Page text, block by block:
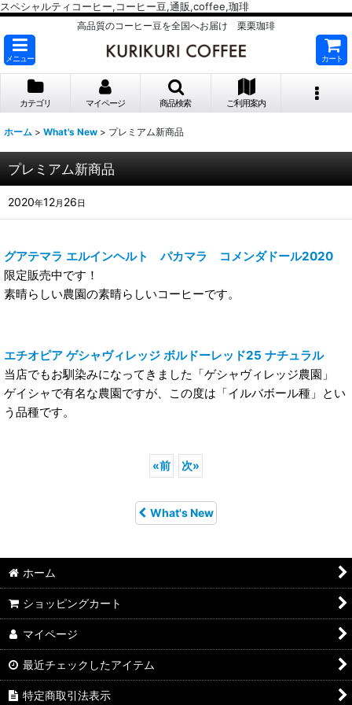
スペシャルティコーヒー,コーヒー豆,通販,coffee,珈琲
高品質のコーヒー豆を全国へお届け 栗栗珈琲
メニュー カート
カテゴリ マイページ 商品検索 ご利用案内
ホーム > What's New > プレミアム新商品
プレミアム新商品
2020年12月 26日
グアテマラ エルインヘルト パカマラ コメンダドール2020
限定販売中です！
素晴らしい農園の素晴らしいコーヒーです。
エチオピア ゲシャヴィレッジ ボルドーレッド25 ナチュラル
当店でもお馴染みになってきました「ゲシャヴィレッジ農園」
ゲイシャで有名な農園ですが、この度は「イルバボール種」とい
う品種です。
«前 次»
What's New
ホーム
ショッピングカート
マイページ
最近チェックしたアイテム
特定商取引法表示